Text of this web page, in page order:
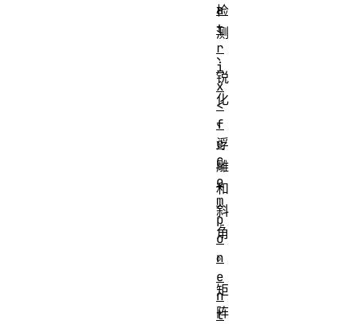
检
测
、
锐
化
、
浮
雕
和
斜
角
。
矩
阵
a
t
r
i
x
<
f
e
C
o
m
p
o
n
e
n
t